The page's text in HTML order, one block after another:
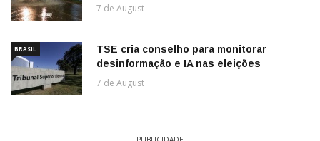
7 de August
BRASIL
TSE cria conselho para monitorar
desinformação e IA nas eleições
7 de August